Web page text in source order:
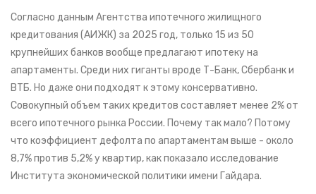
Согласно данным Агентства ипотечного жилищного
кредитования (АИЖК) за 2025 год, только 15 из 50
крупнейших банков вообще предлагают ипотеку на
апартаменты. Среди них гиганты вроде Т-Банк,Сбербанки
ВТБ. Но даже они подходят к этому консервативно.
Совокупный объем таких кредитов составляет менее 2% от
всего ипотечного рынка России. Почему так мало? Потому
что коэффициент дефолта по апартаментам выше - около
8,7% против 5,2% у квартир, как показало исследование
Института экономической политики имени Гайдара.